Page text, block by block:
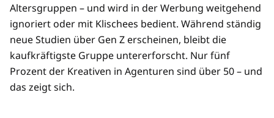
Altersgruppen – und wird in der Werbung weitgehend
ignoriert oder mit Klischees bedient. Während ständig
neue Studien über Gen Z erscheinen, bleibt die
kaufkräftigste Gruppe untererforscht. Nur fünf
Prozent der Kreativen in Agenturen sind über 50 – und
das zeigt sich.